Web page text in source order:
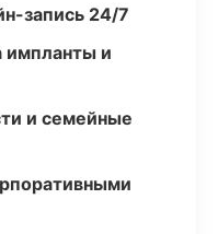
запись 24/7
импланты и
и семейные